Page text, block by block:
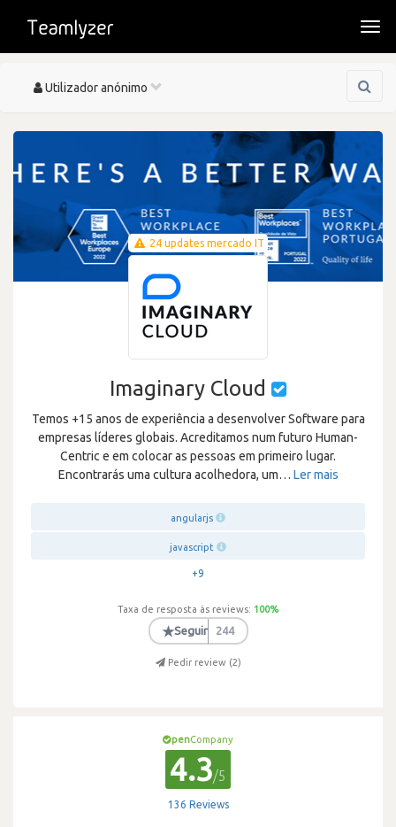
Toggle
Utilizador anónimo
24 updates mercado IT
Imaginary Cloud
Temos +15 anos de experiência a desenvolver Software para
empresas líderes globais. Acreditamos num futuro Human-
Centric e em colocar as pessoas em primeiro lugar.
Encontrarás uma cultura acolhedora, um… Ler mais
angularjs
javascript
+9
Taxa de resposta às reviews: 100%
★Seguir 244
Pedir review (2)
penCompany
4.3/5
136 Reviews